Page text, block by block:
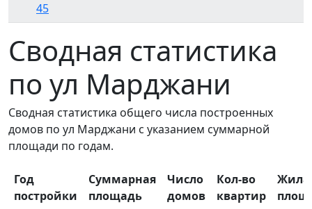
45
Сводная статистика
по ул Марджани
Сводная статистика общего числа построенных
домов по ул Марджани с указанием суммарной
площади по годам.
Год
постройки
Суммарная
площадь
Число
домов
Кол-во
квартир